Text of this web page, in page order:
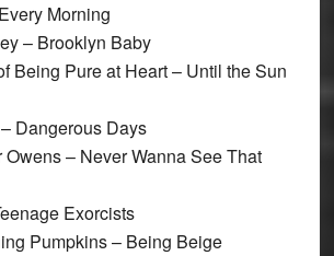
Morning
– Brooklyn Baby
Being Pure at Heart – Until the Sun
Dangerous Days
– Never Wanna See That
Exorcists
Pumpkins – Being Beige